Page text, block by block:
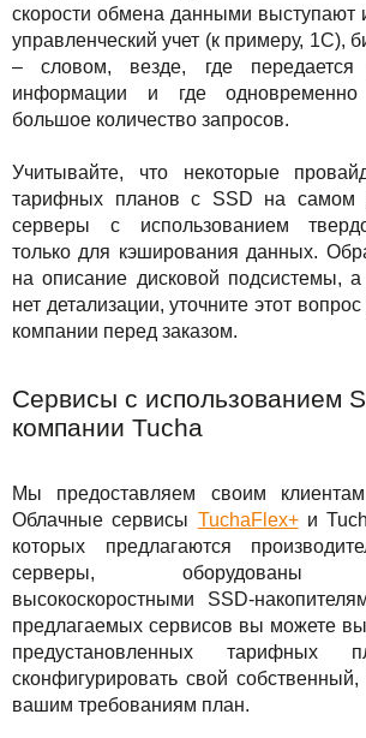
скорости обмена данными выступают
управленческий учет (к примеру, 1С),
– словом, везде, где
информации и где одновременно
большое количество запросов.
Учитывайте, что некоторые
тарифных планов с SSD на самом
серверы с использованием
только для кэширования данных.
на описание дисковой подсистемы,
нет детализации, уточните этот
компании перед заказом.
Сервисы с использованием
компании Tucha
Мы предоставляем своим
Облачные сервисы TuchaFlex+и
которых предлагаются
серверы, оборудованы
высокоскоростными SSD-
предлагаемых сервисов вы можете
предустановленных
сконфигурировать свой собственный,
вашим требованиям план.